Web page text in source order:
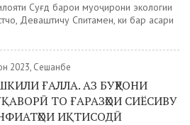
Суғд барои муҳоҷирони экологии
Деваштичу Спитамен, ки бар асари
2023, Сешанбе
ҒАЛЛА. АЗ БУҲРОНИ
ТО ҒАРАЗҲОИ СИЁСИВУ
ИҚТИСОДӢ